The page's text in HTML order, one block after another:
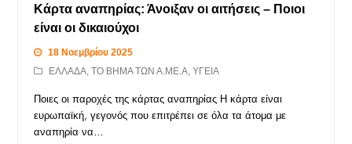
Κάρτα αναπηρίας: Άνοιξαν οι αιτήσεις – Ποιοι
είναι οι δικαιούχοι
18 Νοεμβρίου 2025
ΕΛΛΑΔΑ,ΤΟ ΒΗΜΑ ΤΩΝ Α.ΜΕ.Α,ΥΓΕΙΑ
Ποιες οι παροχές της κάρτας αναπηρίας Η κάρτα είναι
ευρωπαϊκή, γεγονός που επιτρέπει σε όλα τα άτομα με
αναπηρία να…